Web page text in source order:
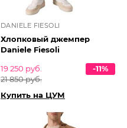
DANIELE FIESOLI
Хлопковый джемпер
Daniele Fiesoli
19 250 руб.
21 850 руб.
-11%
Купить на ЦУМ